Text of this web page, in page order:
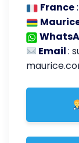
France:
Email: